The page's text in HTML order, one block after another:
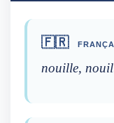
🇫🇷
nouille,